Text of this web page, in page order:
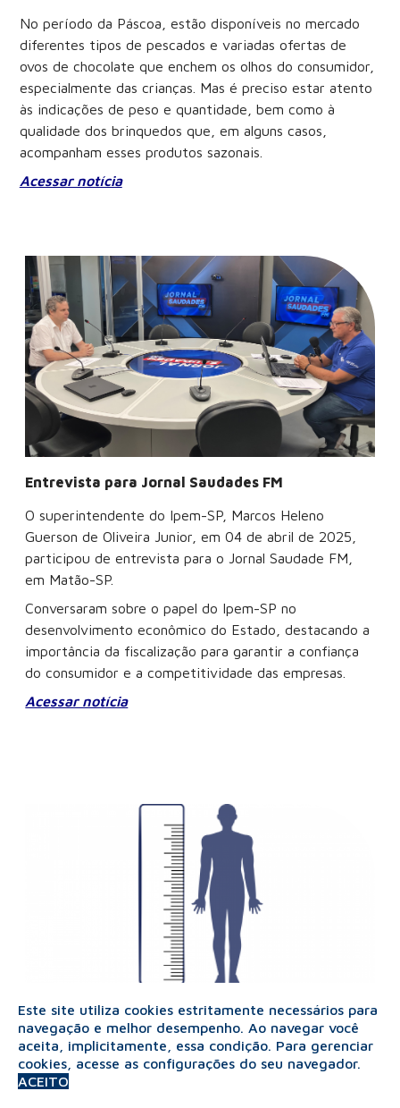
No período da Páscoa, estão disponíveis no mercado
diferentes tipos de pescados e variadas ofertas de
ovos de chocolate que enchem os olhos do consumidor,
especialmente das crianças. Mas é preciso estar atento
às indicações de peso e quantidade, bem como à
qualidade dos brinquedos que, em alguns casos,
acompanham esses produtos sazonais.
Acessar notícia
Entrevista para Jornal Saudades FM
O superintendente do Ipem-SP, Marcos Heleno
Guerson de Oliveira Junior, em 04 de abril de 2025,
participou de entrevista para o Jornal Saudade FM,
em Matão-SP.
Conversaram sobre o papel do Ipem-SP no
desenvolvimento econômico do Estado, destacando a
importância da fiscalização para garantir a confiança
do consumidor e a competitividade das empresas.
Acessar notícia
Você conhece o serviço de medição de estatura
humana do Ipem-SP?
O serviço de medição de estatura humana, assim
Este site utiliza cookies estritamente necessários para
navegação e melhor desempenho. Ao navegar você
aceita, implicitamente, essa condição. Para gerenciar
cookies, acesse as configurações do seu navegador.
ACEITO